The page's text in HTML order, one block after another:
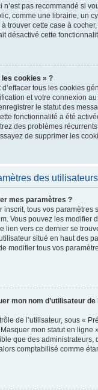
n’est pas recommandé si
comme une librairie, un
trouver cette case à
désactivé cette
cookies » ?
tous les cookies
et votre connexion
le statut des
fonctionnalité a été
des problèmes
de supprimer les
des utilisateurs
mes paramètres ?
inscrit, tous vos paramètres
Vous pouvez les modifier
lien vers ce dernier se
situé en haut des
modifier tous vos
mon nom d’utilisateur
de l’utilisateur, sous «
mon statut en ligne
que des administrateurs,
comptabilisé comme